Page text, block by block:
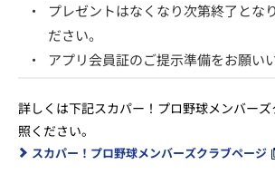
・
プレゼントはなくなり次第終了とな
ださい。
・
アプリ会員証のご提示準備をお願い
詳しくは下記スカパー！プロ野球メンバー
照ください。
スカパー！プロ野球メンバーズクラブページ